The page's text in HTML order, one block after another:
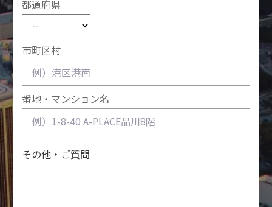
都道府県
市町区村
番地・マンション名
その他・ご質問